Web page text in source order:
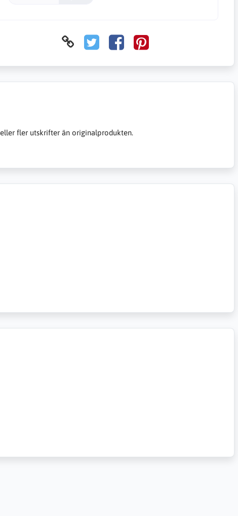
fler utskrifter än originalprodukten.